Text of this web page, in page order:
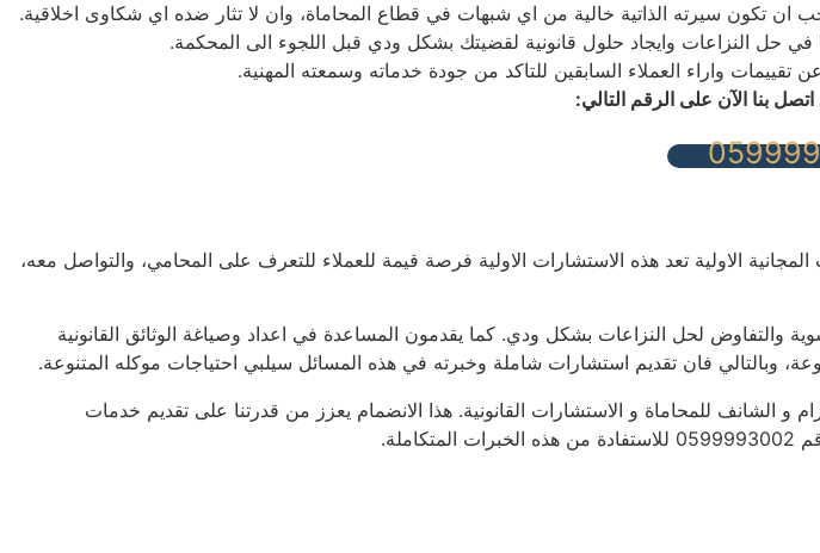
ان تكون سيرته الذاتية خالية من اي شبهات في قطاع المحاماة، وان لا تثار ضده اي شكاوى اخلاقية.
حل النزاعات وايجاد حلول قانونية لقضيتك بشكل ودي قبل اللجوء الى المحكمة.
واراء العملاء السابقين للتاكد من جودة خدماته وسمعته المهنية.
بنا الآن على الرقم التالي:
الاولية تعد هذه الاستشارات الاولية فرصة قيمة للعملاء للتعرف على المحامي، والتواصل معه،
والتفاوض لحل النزاعات بشكل ودي. كما يقدمون المساعدة في اعداد وصياغة الوثائق القانونية
وبالتالي فان تقديم استشارات شاملة وخبرته في هذه المسائل سيلبي احتياجات موكله المتنوعة.
للمحاماة و الاستشارات القانونية. هذا الانضمام يعزز من قدرتنا على تقديم خدمات